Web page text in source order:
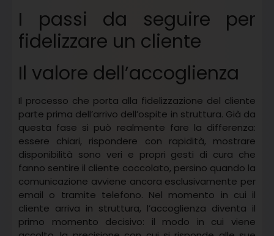
I passi da seguire per
fidelizzare un cliente
Il valore dell’accoglienza
Il processo che porta alla fidelizzazione del cliente
parte prima dell’arrivo dell’ospite in struttura. Già da
questa fase si può realmente fare la differenza:
essere chiari, rispondere con rapidità, mostrare
disponibilità sono veri e propri gesti di cura che
fanno sentire il cliente coccolato, persino quando la
comunicazione avviene ancora esclusivamente per
email o tramite telefono. Nel momento in cui il
cliente arriva in struttura, l’accoglienza diventa il
primo momento decisivo: il modo in cui viene